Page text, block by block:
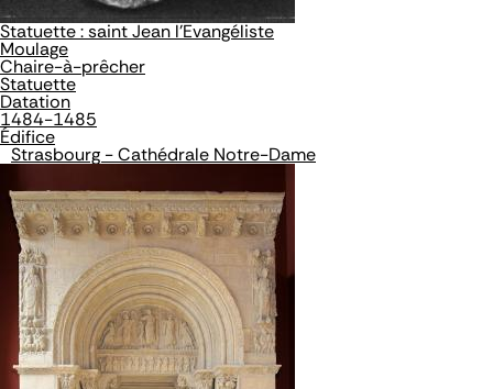
Statuette : saint Jean l'Evangéliste
Moulage
Chaire-à-prêcher
Statuette
Datation
1484-1485
Édifice
Strasbourg - Cathédrale Notre-Dame